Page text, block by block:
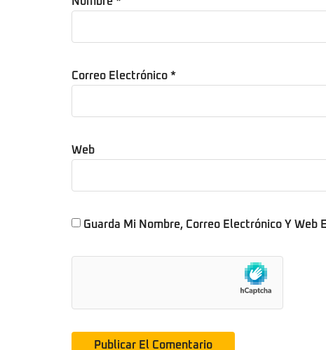
Correo Electrónico *
Web
Guarda Mi Nombre, Correo Electrónico Y Web